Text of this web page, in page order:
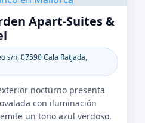
Apart-Suites &
s/n, 07590 Cala Ratjada,
nocturno presenta
con iluminación
un tono azul verdoso,